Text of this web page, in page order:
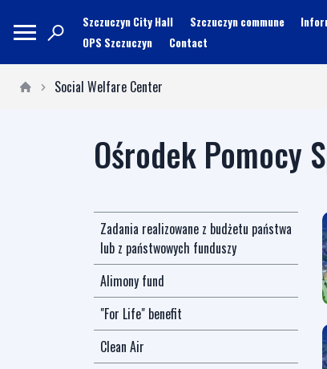
Szczuczyn City Hall Szczuczyn commune
OPS Szczuczyn
Contact
Social Welfare Center
Ośrodek Pomocy
Zadania realizowane z budżetu państwa
lub z państwowych funduszy
Alimony fund
"For Life" benefit
Clean Air